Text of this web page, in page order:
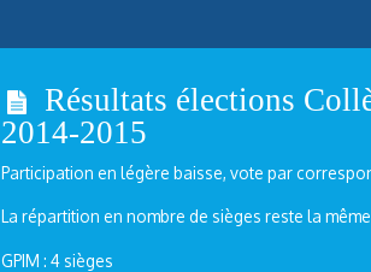
Résultats élections
2014-2015
Participation en légère baisse, vote par
La répartition en nombre de sièges reste la
GPIM : 4 sièges